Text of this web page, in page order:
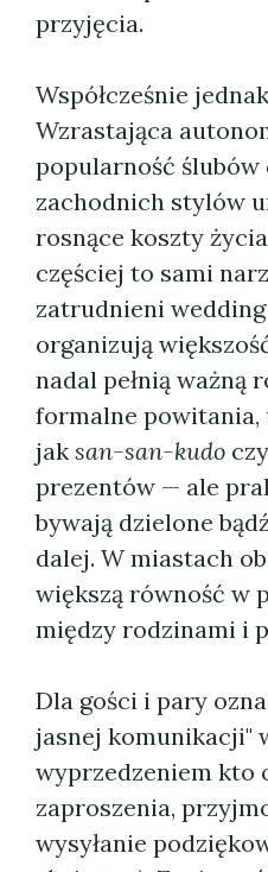
przyjęcia.
Współcześnie
Wzrastająca
popularność
zachodnich stylów
rosnące koszty
częściej to sami
zatrudnieni
organizują
nadal pełnią ważną
formalne powitania,
jak san-san-kudo
prezentów — ale
bywają dzielone
dalej. W miastach
większą równość w
między rodzinami i
Dla gości i pary
jasnej komunikacji"
wyprzedzeniem kto
zaproszenia,
wysyłanie